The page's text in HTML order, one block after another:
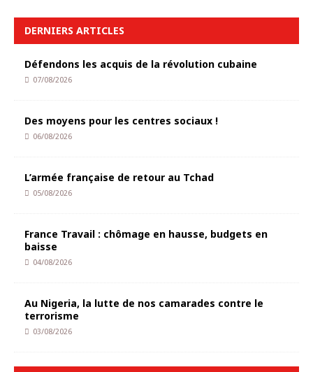
DERNIERS ARTICLES
Défendons les acquis de la révolution cubaine
07/08/2026
Des moyens pour les centres sociaux !
06/08/2026
L’armée française de retour au Tchad
05/08/2026
France Travail : chômage en hausse, budgets en
baisse
04/08/2026
Au Nigeria, la lutte de nos camarades contre le
terrorisme
03/08/2026